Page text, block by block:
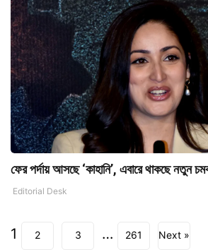
ফের পর্দায় আসছে ‘কাহানি’, এবারে থাকছে নতুন
Editorial Desk
1 2 3 … 261 Next »